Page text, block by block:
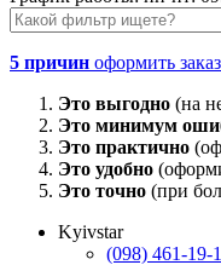
5 причин оформить
Это выгодно (на
Это минимум
Это практично
Это удобно
Это точно (при
Kyivstar
(098) 461-19-